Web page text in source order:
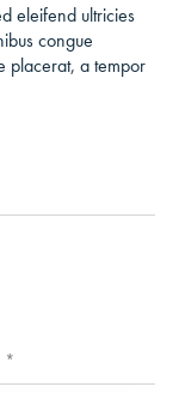
eleifend ultricies
congue
placerat, a tempor